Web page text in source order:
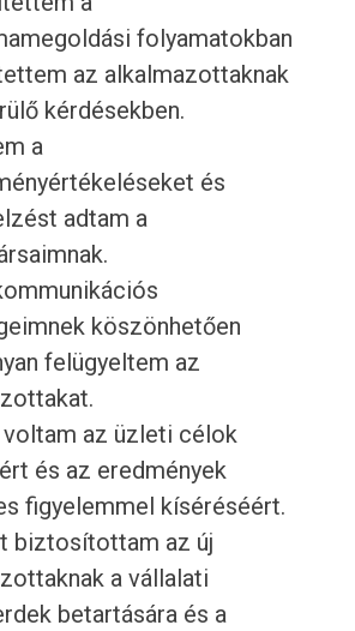
folyamatokban
az alkalmazottaknak
kérdésekben.
a
és
adtam a
köszönhetően
felügyeltem az
voltam az üzleti célok
és az eredmények
figyelemmel kíséréséért.
biztosítottam az új
a vállalati
betartására és a